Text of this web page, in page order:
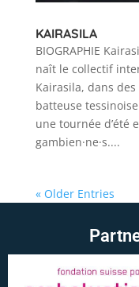
KAIRASILA
BIOGRAPHIE
naît le collectif
Kairasila, dans
batteuse
une tournée d’été
gambien·ne·s....
« Older Entries